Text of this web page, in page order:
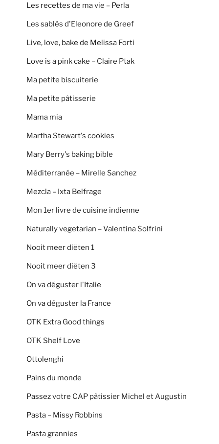
Les recettes de ma vie – Perla
Les sablés d'Eleonore de Greef
Live, love, bake de Melissa Forti
Love is a pink cake – Claire Ptak
Ma petite biscuiterie
Ma petite pâtisserie
Mama mia
Martha Stewart's cookies
Mary Berry's baking bible
Méditerranée – Mirelle Sanchez
Mezcla – Ixta Belfrage
Mon 1er livre de cuisine indienne
Naturally vegetarian – Valentina Solfrini
Nooit meer diëten 1
Nooit meer diëten 3
On va déguster l'Italie
On va déguster la France
OTK Extra Good things
OTK Shelf Love
Ottolenghi
Pains du monde
Passez votre CAP pâtissier Michel et Augustin
Pasta – Missy Robbins
Pasta grannies